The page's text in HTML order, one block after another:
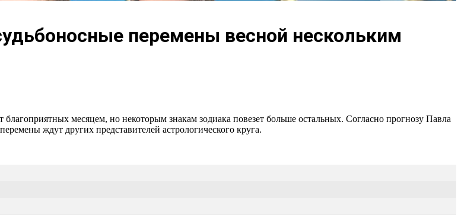
перемены весной нескольким
месяцем, но некоторым знакам зодиака повезет больше остальных. Согласно прогнозу Павла
ждут других представителей астрологического круга.